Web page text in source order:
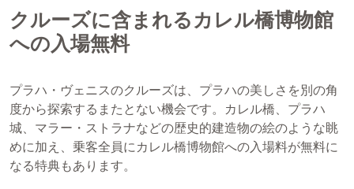
クルーズに含まれるカレル橋博物館
への入場無料
プラハ・ヴェニスのクルーズは、プラハの美しさを別の角
度から探索するまたとない機会です。カレル橋、プラハ
城、マラー・ストラナなどの歴史的建造物の絵のような眺
めに加え、乗客全員にカレル橋博物館への入場料が無料に
なる特典もあります。